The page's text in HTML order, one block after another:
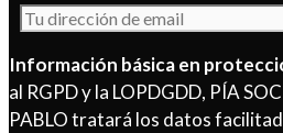
Información básica en
al RGPD y la LOPDGDD, PÍA
PABLO tratará los datos